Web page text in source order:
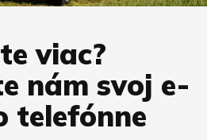
viac?
nám svoj e-
telefónne